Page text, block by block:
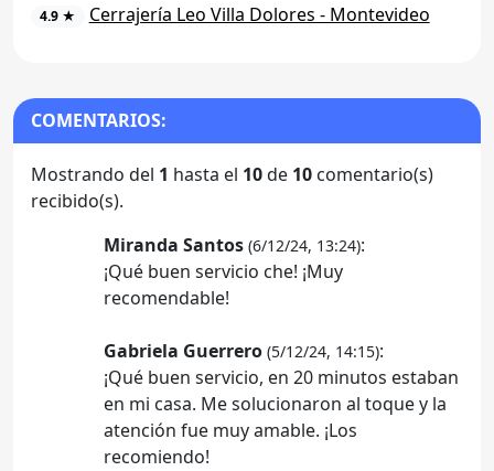
4.9 ★ Cerrajería Leo Villa Dolores - Montevideo
COMENTARIOS:
Mostrando del 1 hasta el 10de 10 comentario(s)
recibido(s).
Miranda Santos (6/12/24, 13:24):
¡Qué buen servicio che! ¡Muy
recomendable!
Gabriela Guerrero (5/12/24, 14:15):
¡Qué buen servicio, en 20 minutos estaban
en mi casa. Me solucionaron al toque y la
atención fue muy amable. ¡Los
recomiendo!